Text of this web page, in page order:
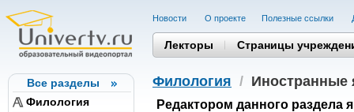
Все разделы
Филология
Новости О проекте Полезные cсылки
Лекторы Страницы
Филология / Иностранные
Редактором данного раздела